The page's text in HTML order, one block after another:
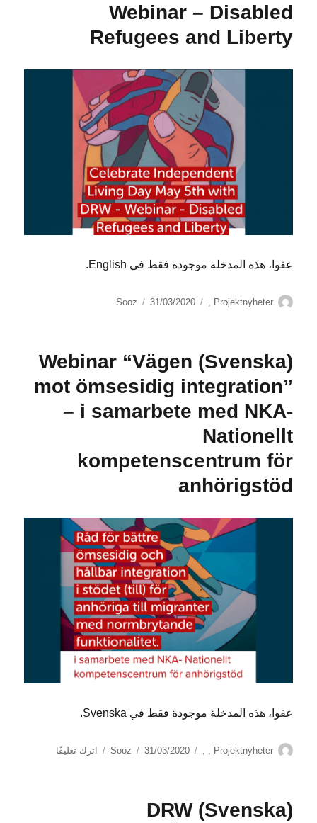
Webinar – Disabled
Refugees and Liberty
عفوا، هذه المدخلة موجودة فقط في English.
الكاتب Sooz
نُشرت 31/03/2020
التصنيفات Projektnyheter
(Svenska) Webinar “Vägen
mot ömsesidig integration”
– i samarbete med NKA-
Nationellt
kompetenscentrum för
anhörigstöd
عفوا، هذه المدخلة موجودة فقط في Svenska.
الكاتب Sooz
نُشرت 31/03/2020
التصنيفات , , Projektnyheter اترك تعليقًا
(Svenska) DRW